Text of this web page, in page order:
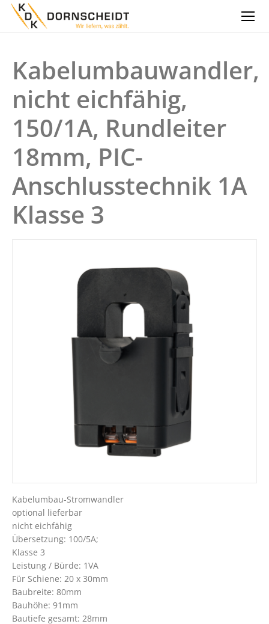
Kabelumbauwandler,
nicht eichfähig,
150/1A, Rundleiter
18mm, PIC-
Anschlusstechnik 1A
Klasse 3
Kabelumbau-Stromwandler
optional lieferbar
nicht eichfähig
Übersetzung: 100/5A;
Klasse 3
Leistung / Bürde: 1VA
Für Schiene: 20 x 30mm
Baubreite: 80mm
Bauhöhe: 91mm
Bautiefe gesamt: 28mm